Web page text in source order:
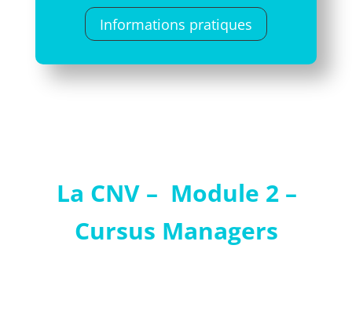
Informations pratiques
La CNV – Module 2 –
Cursus Managers